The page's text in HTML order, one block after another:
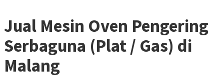
Jual Mesin Oven Pengering
Serbaguna (Plat / Gas) di
Malang